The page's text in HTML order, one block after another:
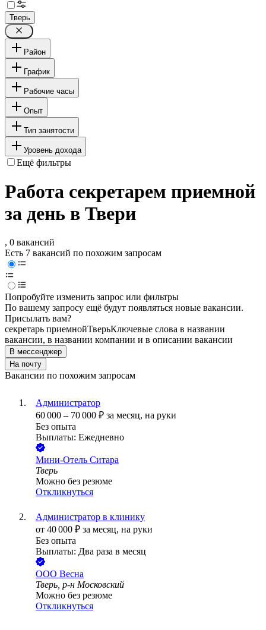
Тверь
Район
График
Рабочие часы
Опыт
Тип занятости
Уровень дохода
Ещё фильтры
Работа секретарем приемной
за день в Твери
, 0 вакансий
Есть 7 вакансий по похожим запросам
Попробуйте изменить запрос или фильтры
По вашему запросу ещё будут появляться новые вакансии.
Присылать вам?
секретарь приемнойТверьКлючевые слова в названии
вакансии, в названии компании и в описании вакансии
В мессенджер
На почту
Вакансии по похожим запросам
Администратор
60 000 – 70 000 ₽ за месяц, на руки
Без опыта
Выплаты: Ежедневно
Мини-Отель Ситара
Тверь
Можно без резюме
Откликнуться
Администратор в клинику
от 40 000 ₽ за месяц, на руки
Без опыта
Выплаты: Два раза в месяц
ООО Весна
Тверь, р-н Московский
Можно без резюме
Откликнуться